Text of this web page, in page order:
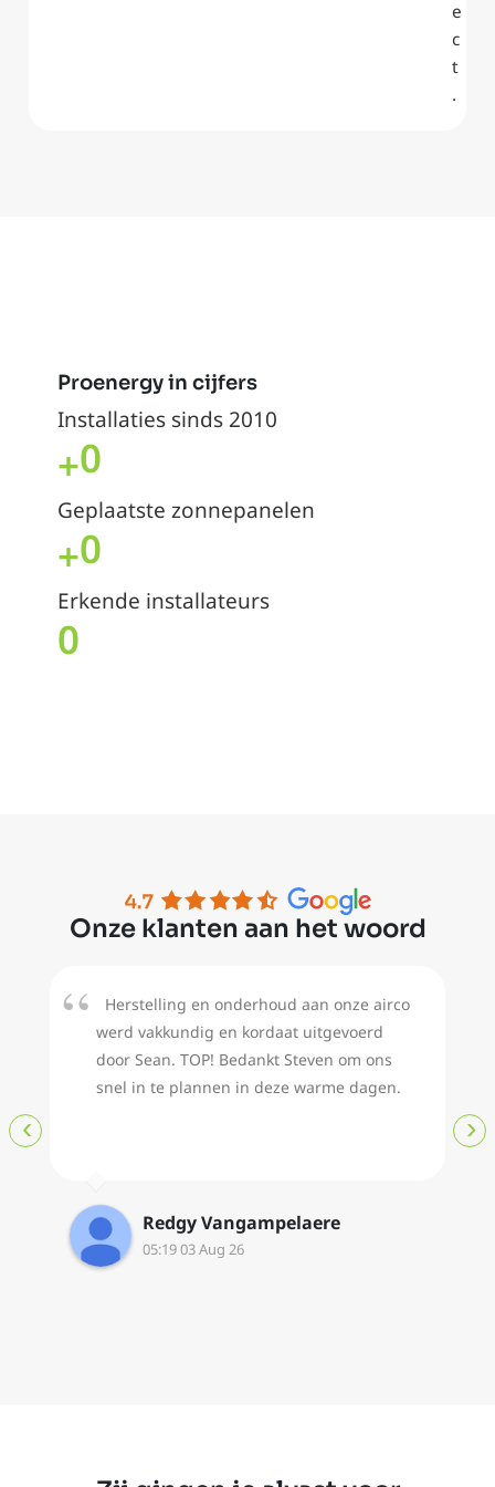
e
c
t
.
Proenergy in cijfers
Installaties sinds 2010
+0
Geplaatste zonnepanelen
+0
Erkende installateurs
0
Onze klanten aan het woord
Herstelling en onderhoud aan onze airco
werd vakkundig en kordaat uitgevoerd
door Sean. TOP! Bedankt Steven om ons
snel in te plannen in deze warme dagen.
Redgy Vangampelaere
05:19 03 Aug 26
‹ ›